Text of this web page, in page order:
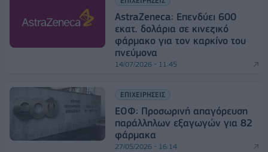
AstraZeneca: Επενδύει 600
εκατ. δολάρια σε κινεζικό
φάρμακο για τον καρκίνο του
πνεύμονα
14/07/2026 - 11:45
ΕΠΙΧΕΙΡΗΣΕΙΣ
ΕΟΦ: Προσωρινή απαγόρευση
παράλληλων εξαγωγών για 82
φάρμακα
27/05/2026 - 16:14